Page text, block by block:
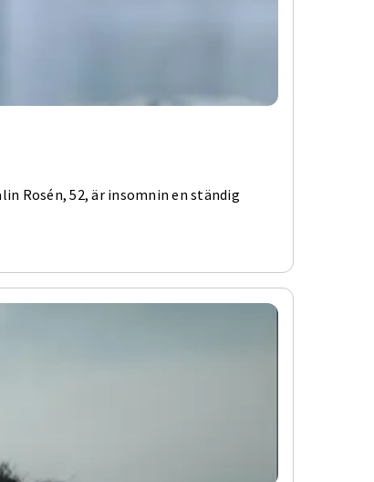
Rosén, 52, är insomnin en ständig